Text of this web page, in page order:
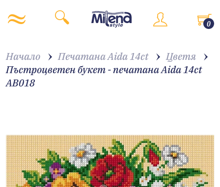
0
Начало Печатана Aida 14ct
Цветя
Пъстроцветен букет - печатана Aida 14ct
AB018